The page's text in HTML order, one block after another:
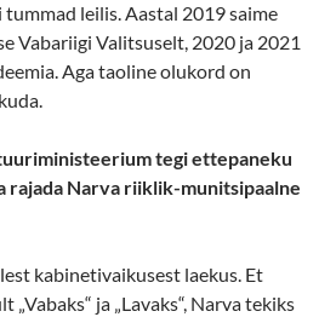
leilis. Aastal 2019 saime
Vabariigi Valitsuselt, 2020 ja 2021
Aga taoline olukord on
tegi ettepaneku
rajada Narva riiklik-munitsipaalne
kabinetivaikusest laekus. Et
„Vabaks“ ja „Lavaks“, Narva tekiks